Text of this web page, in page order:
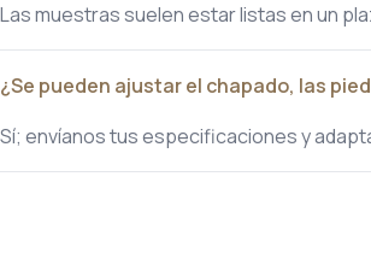
Las muestras suelen estar listas en un
¿Se pueden ajustar el chapado, las
Sí; envíanos tus especificaciones y